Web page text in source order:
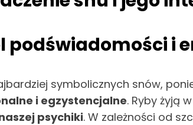
podświadomości i
symbolicznych snów,
i egzystencjalne. Ryby żyją
psychiki. W zależności od